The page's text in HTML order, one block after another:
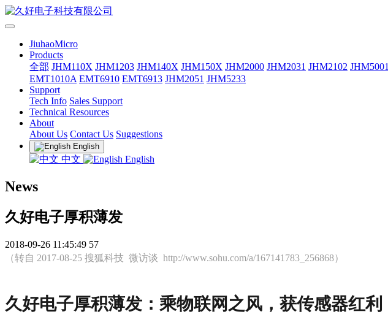
JiuhaoMicro
Products
全部 JHM110X JHM1203 JHM140X JHM150X JHM2000 JHM2031 JHM2102 JHM5001
EMT1010A EMT6910 EMT6913 JHM2051 JHM5233
Support
Tech Info Sales Support
Technical Resources
About
About Us Contact Us Suggestions
English
中文 English
News
久好电子厚积薄发
2018-09-26 11:45:49 57
（转自 2017-08-25 搜狐科技 微访谈 http://www.sohu.com/a/167141783_256868）
久好电子厚积薄发：乘物联网之风，获传感器红利